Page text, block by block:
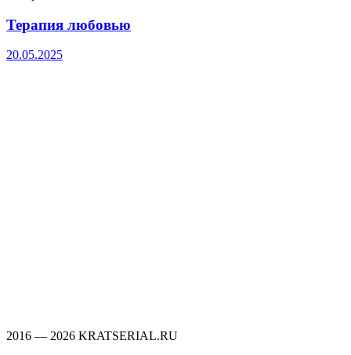
Терапия любовью
20.05.2025
2016 — 2026 KRATSERIAL.RU